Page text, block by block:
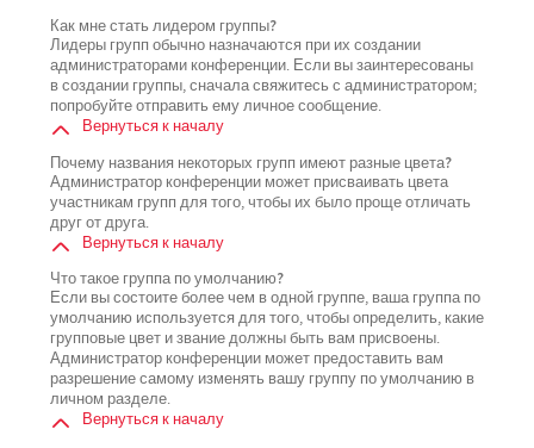
Как мне стать лидером группы?
Лидеры групп обычно назначаются при их создании
администраторами конференции. Если вы заинтересованы
в создании группы, сначала свяжитесь с администратором;
попробуйте отправить ему личное сообщение.
Вернуться к началу
Почему названия некоторых групп имеют разные цвета?
Администратор конференции может присваивать цвета
участникам групп для того, чтобы их было проще отличать
друг от друга.
Вернуться к началу
Что такое группа по умолчанию?
Если вы состоите более чем в одной группе, ваша группа по
умолчанию используется для того, чтобы определить, какие
групповые цвет и звание должны быть вам присвоены.
Администратор конференции может предоставить вам
разрешение самому изменять вашу группу по умолчанию в
личном разделе.
Вернуться к началу